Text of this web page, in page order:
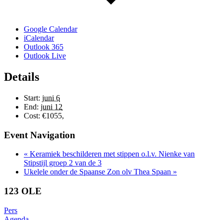
Google Calendar
iCalendar
Outlook 365
Outlook Live
Details
Start: juni 6
End: juni 12
Cost: €1055,
Event Navigation
« Keramiek beschilderen met stippen o.l.v. Nienke van
Stipstijl groep 2 van de 3
Ukelele onder de Spaanse Zon olv Thea Spaan »
123 OLE
Pers